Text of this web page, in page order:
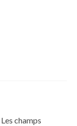
Les champs